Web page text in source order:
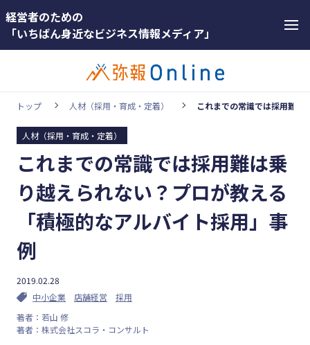
経営者のための
「いちばん身近なビジネス情報メディア」
カテゴリー
顧客獲得・売上アップ
人材（採用・育成・定着）
事業成長・経営力アップ
経営ノウハウ＆トレンド
弥生の製品・サービス
業務効率化
キーワード
ホットワー
#インボ
#インボ
#電子帳
簿保存法
#集客
トップ 人材（採用・育成・定着） これまでの常識では採用難は
人材（採用・育成・定着）
これまでの常識では採用難は乗
り越えられない？プロが教える
「積極的なアルバイト採用」事
例
2019.02.28
中小企業
店舗経営
採用
著者：若山 修
著者：株式会社スコラ・コンサルト